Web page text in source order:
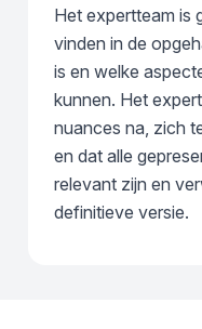
Het expertteam is
vinden in de
is en welke
kunnen. Het
nuances na, zich
en dat alle
relevant zijn en
definitieve versie.